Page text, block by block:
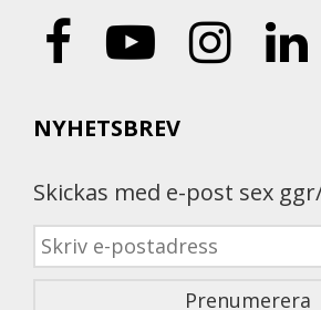
NYHETSBREV
Skickas med e-post sex